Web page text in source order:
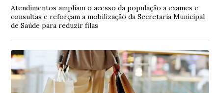
Atendimentos ampliam o acesso da população a exames e
consultas e reforçam a mobilização da Secretaria Municipal
de Saúde para reduzir filas